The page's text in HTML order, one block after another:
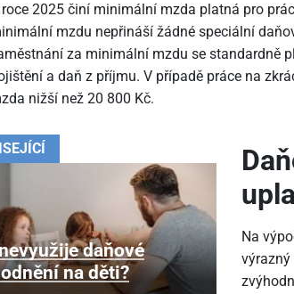
2025 činí minimální mzda platná pro
mzdu nepřináší žádné speciální
za minimální mzdu se standardně
a daň z příjmu. V případě práce na
nižší než 20 800 Kč.
daňové
na děti?
Na
výrazný